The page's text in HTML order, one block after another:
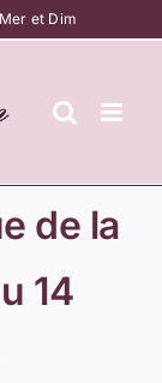
et Dim
de la
14